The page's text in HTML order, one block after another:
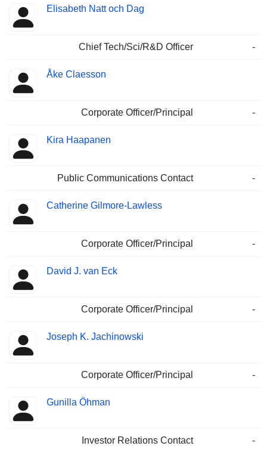
Elisabeth Natt och Dag
Chief Tech/Sci/R&D Officer -
Åke Claesson
Corporate Officer/Principal -
Kira Haapanen
Public Communications Contact -
Catherine Gilmore-Lawless
Corporate Officer/Principal -
David J. van Eck
Corporate Officer/Principal -
Joseph K. Jachinowski
Corporate Officer/Principal -
Gunilla Öhman
Investor Relations Contact -